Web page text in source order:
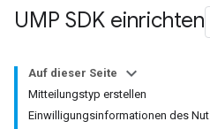
UMP SDK einrichten
Auf dieser Seite
Mitteilungstyp erstellen
Einwilligungsinformationen des